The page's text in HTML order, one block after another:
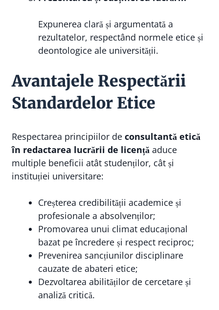
Expunerea clară și argumentată a
rezultatelor, respectând normele etice și
deontologice ale universității.
Avantajele Respectării
Standardelor Etice
Respectarea principiilor de consultantă etică
în redactarea lucrării de licență aduce
multiple beneficii atât studenților, cât și
instituției universitare:
Creșterea credibilității academice și
profesionale a absolvenților;
Promovarea unui climat educațional
bazat pe încredere și respect reciproc;
Prevenirea sancțiunilor disciplinare
cauzate de abateri etice;
Dezvoltarea abilităților de cercetare și
analiză critică.